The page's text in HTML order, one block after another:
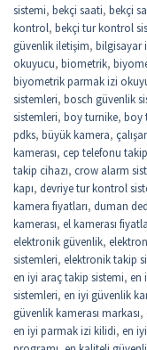
sistemi, bekçi saati, bekçi
kontrol, bekçi tur kontrol
güvenlik iletişim, bilgisayar
okuyucu, biometrik,
biyometrik parmak izi
sistemleri, bosch güvenlik
sistemleri, boy turnike, boy
pdks, büyük kamera,
kamerası, cep telefonu
takip cihazı, crow alarm
kapı, devriye tur kontrol
kamera fiyatları, duman
kamerası, el kamerası
elektronik güvenlik,
sistemleri, elektronik takip
en iyi araç takip sistemi, en
sistemleri, en iyi güvenlik
güvenlik kamerası markası,
en iyi parmak izi kilidi, en